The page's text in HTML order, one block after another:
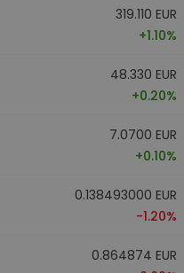
319.110 EUR
+1.10%
48.330 EUR
+0.20%
7.0700 EUR
+0.10%
0.138493000 EUR
-1.20%
0.864874 EUR